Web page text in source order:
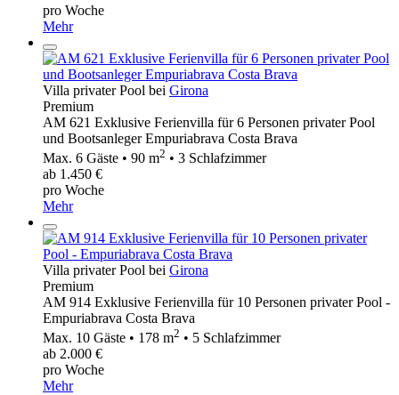
pro Woche
Mehr
Villa privater Pool bei Girona
Premium
AM 621 Exklusive Ferienvilla für 6 Personen privater Pool
und Bootsanleger Empuriabrava Costa Brava
Max. 6 Gäste • 90 m2 • 3 Schlafzimmer
ab 1.450 €
pro Woche
Mehr
Villa privater Pool bei Girona
Premium
AM 914 Exklusive Ferienvilla für 10 Personen privater Pool -
Empuriabrava Costa Brava
Max. 10 Gäste • 178 m2 • 5 Schlafzimmer
ab 2.000 €
pro Woche
Mehr